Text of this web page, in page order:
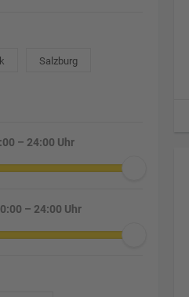
Salzburg
– 24:00 Uhr
0:00 – 24:00 Uhr